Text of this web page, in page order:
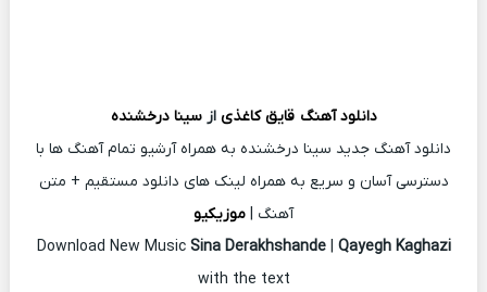
دانلود آهنگ قایق کاغذیازسینا درخشنده
دانلود آهنگ جدید سینا درخشنده به همراه آرشیو تمام آهنگ ها با
دسترسی آسان و سریع به همراه لینک های دانلود مستقیم + متن
آهنگ | موزیکیو
Download New Music Sina Derakhshande| Qayegh Kaghazi
with the text